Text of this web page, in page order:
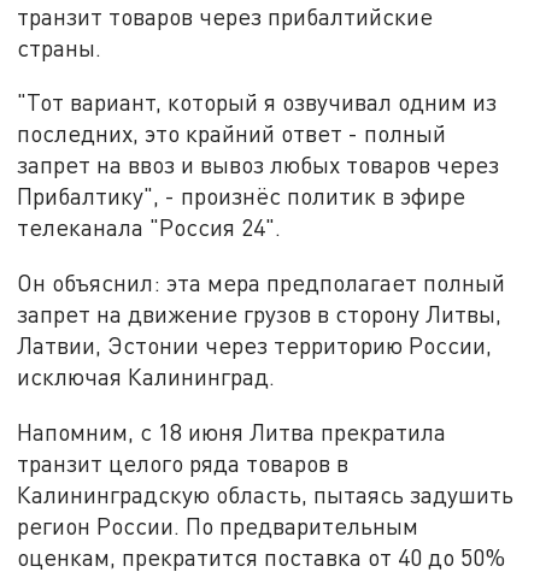
транзит товаров через прибалтийские
страны.
"Тот вариант, который я озвучивал одним из
последних, это крайний ответ - полный
запрет на ввоз и вывоз любых товаров через
Прибалтику", - произнёс политик в эфире
телеканала "Россия 24".
Он объяснил: эта мера предполагает полный
запрет на движение грузов в сторону Литвы,
Латвии, Эстонии через территорию России,
исключая Калининград.
Напомним, с 18 июня Литва прекратила
транзит целого ряда товаров в
Калининградскую область, пытаясь задушить
регион России. По предварительным
оценкам, прекратится поставка от 40 до 50%